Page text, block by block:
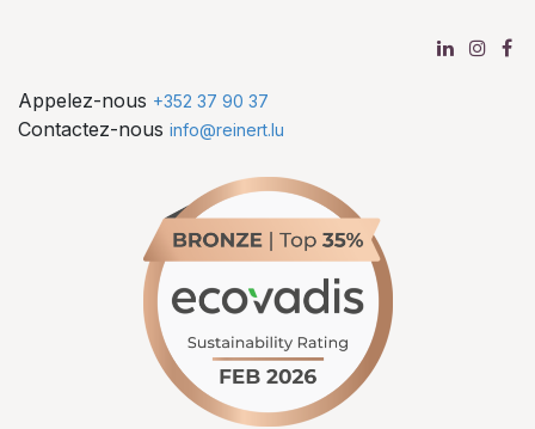
Appelez-nous +352 37 90 37
Contactez-nous info@reinert.lu